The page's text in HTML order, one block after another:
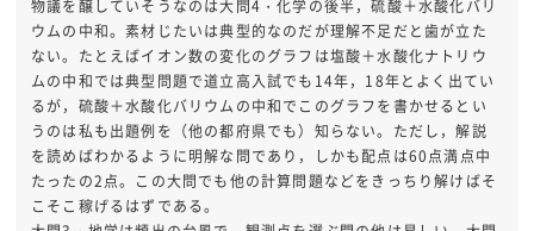
物議を醸していそうなのは大問4・化学の後半，硫酸＋水酸化バリ
ウムの中和。素材じたいは典型的なのだが理解不足だと歯が立た
ない。たとえばイオン数の変化のグラフは塩酸＋水酸化ナトリウ
ムの中和では典型問題で道立高入試でも14年，18年とよく出てい
るが，硫酸＋水酸化バリウムの中和でこのグラフを書かせるとい
うのは私も出題例を（他の都府県でも）知らない。ただし，解説
を読めばわかるように明解な問であり，しかも配点は60点満点中
たったの2点。この大問でも他の計算問題などをきっちり解けばそ
こそこ稼げるはずである。